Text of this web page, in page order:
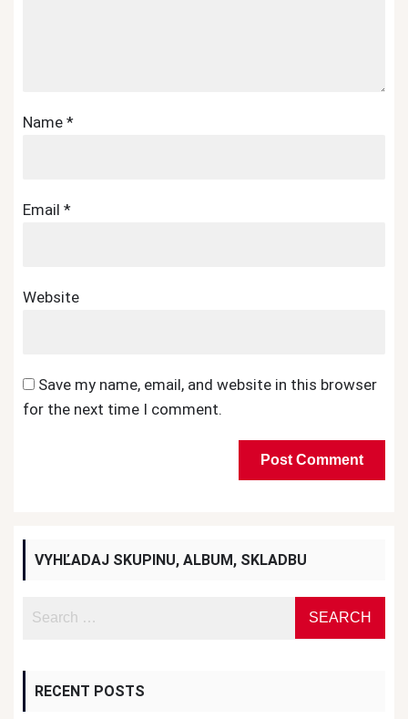
Name *
Email *
Website
Save my name, email, and website in this browser
for the next time I comment.
VYHĽADAJ SKUPINU, ALBUM, SKLADBU
RECENT POSTS